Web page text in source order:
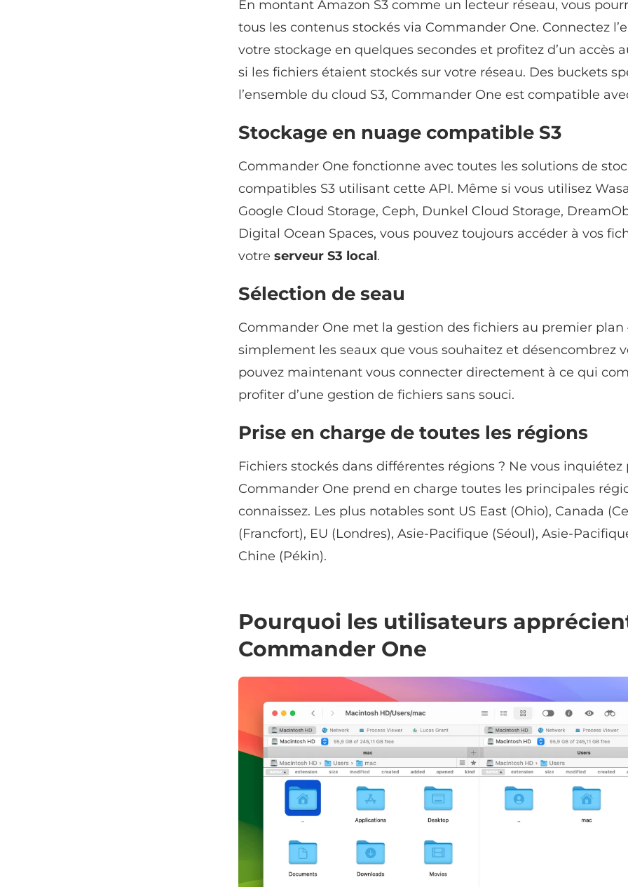
En montant Amazon S3 comme un lecteur réseau, vous
tous les contenus stockés via Commander One. Connectez
votre stockage en quelques secondes et profitez d’un accès
si les fichiers étaient stockés sur votre réseau. Des buckets
l’ensemble du cloud S3, Commander One est compatible
Stockage en nuage compatible S3
Commander One fonctionne avec toutes les solutions de
compatibles S3 utilisant cette API. Même si vous utilisez
Google Cloud Storage, Ceph, Dunkel Cloud Storage,
Digital Ocean Spaces, vous pouvez toujours accéder à vos
votre serveur S3 local.
Sélection de seau
Commander One met la gestion des fichiers au premier plan
simplement les seaux que vous souhaitez et désencombrez
pouvez maintenant vous connecter directement à ce qui
profiter d’une gestion de fichiers sans souci.
Prise en charge de toutes les régions
Fichiers stockés dans différentes régions ? Ne vous inquiétez
Commander One prend en charge toutes les principales
connaissez. Les plus notables sont US East (Ohio), Canada
(Francfort), EU (Londres), Asie-Pacifique (Séoul), Asie-
Chine (Pékin).
Pourquoi les utilisateurs
Commander One